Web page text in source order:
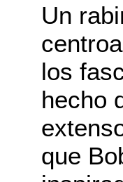
Un
los
hecho
que